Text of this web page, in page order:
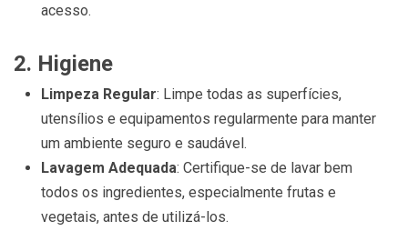
acesso.
2. Higiene
Limpeza Regular: Limpe todas as superfícies,
utensílios e equipamentos regularmente para manter
um ambiente seguro e saudável.
Lavagem Adequada: Certifique-se de lavar bem
todos os ingredientes, especialmente frutas e
vegetais, antes de utilizá-los.